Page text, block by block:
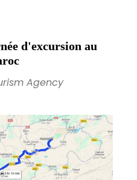
d'excursion au
Agency